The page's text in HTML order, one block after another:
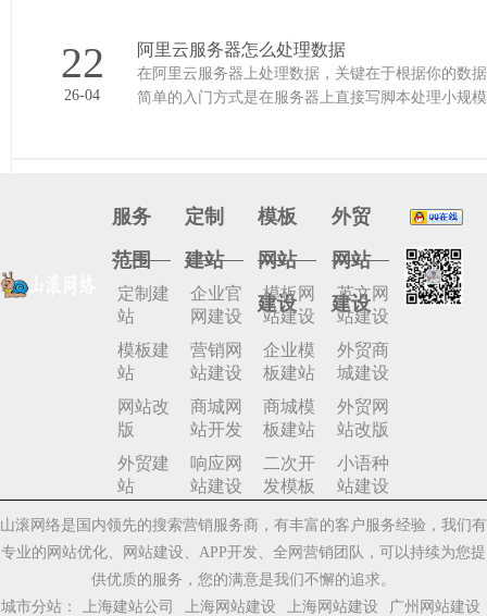
22
26-04
阿里云服务器怎么处理数据
在阿里云服务器上处理数据，关键在于根据你的数
简单的入门方式是在服务器上直接写脚本处理小规
阿里云服务器怎么修复漏洞
在阿里云服务器上安装Windows7系统，已经不是
技术活”。 简单来说，阿里云官方已经不再
22
26-04
阿里云服务器如何添加网站
在阿里云服务器上“添加网站”，通俗点说，就是把
到。整个过程主要可以分为三步： 🚀第一步：准备好您的“地盘”（域名与服务器） 注册域名：这是您的网站地址，例如
服务
范围
定制建
站
模板建
站
网站改
版
外贸建
站
定制
建站
企业官
网建设
营销网
站建设
商城网
站开发
响应网
站建设
模板
网站
建设
模板网
站建设
企业模
板建站
商城模
板建站
二次开
发模板
外贸
网站
建设
英文网
站建设
外贸商
城建设
外贸网
站改版
小语种
站建设
山滚网络是国内领先的搜索营销服务商，有丰富的客户服务经验，我们有
专业的网站优化、网站建设、APP开发、全网营销团队，可以持续为您提
供优质的服务，您的满意是我们不懈的追求。
城市分站：
上海建站公司 上海网站建设 上海网站建设 广州网站建设